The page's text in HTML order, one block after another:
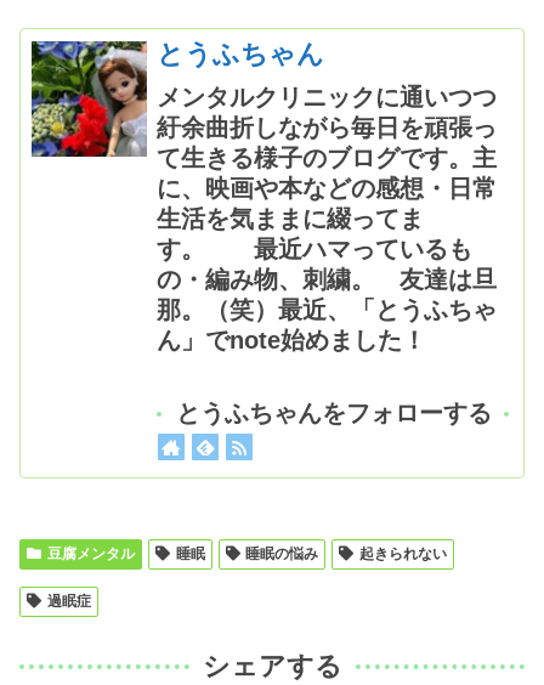
とうふちゃん
メンタルクリニックに通いつつ
紆余曲折しながら毎日を頑張っ
て生きる様子のブログです。主
に、映画や本などの感想・日常
生活を気ままに綴ってま
す。 最近ハマっているも
の・編み物、刺繍。 友達は旦
那。（笑）最近、「とうふちゃ
ん」でnote始めました！
とうふちゃんをフォローする
豆腐メンタル 睡眠 睡眠の悩み 起きられない
過眠症
シェアする